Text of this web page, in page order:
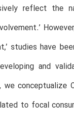
reflect the
studies have
and
we conceptualize
to focal